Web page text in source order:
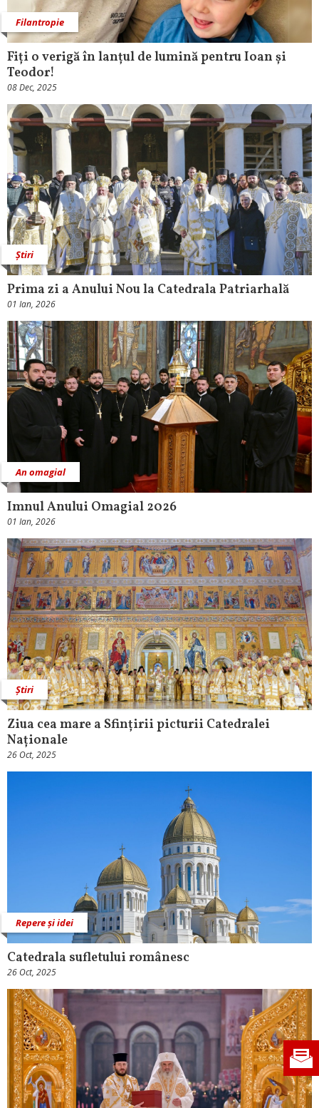
Filantropie
Fiți o verigă în lanțul de lumină pentru Ioan și
Teodor!
08 Dec, 2025
Știri
Prima zi a Anului Nou la Catedrala Patriarhală
01 Ian, 2026
An omagial
Imnul Anului Omagial 2026
01 Ian, 2026
Știri
Ziua cea mare a Sfințirii picturii Catedralei
Naționale
26 Oct, 2025
Repere și idei
Catedrala sufletului românesc
26 Oct, 2025